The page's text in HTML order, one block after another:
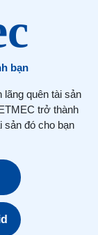
bạn
lãng quên tài sản
trở thành
sản đó cho bạn